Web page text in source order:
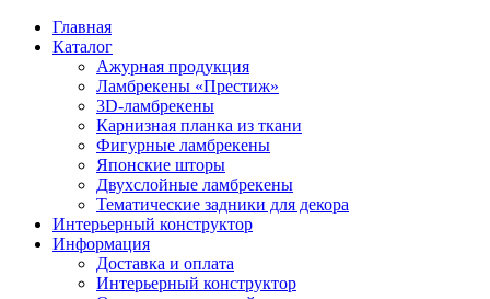
Главная
Каталог
Ажурная продукция
Ламбрекены «Престиж»
3D-ламбрекены
Карнизная планка из ткани
Фигурные ламбрекены
Японские шторы
Двухслойные ламбрекены
Тематические задники для декора
Интерьерный конструктор
Информация
Доставка и оплата
Интерьерный конструктор